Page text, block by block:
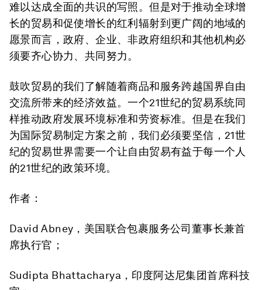
难以达成全面的共识的写照。但是对于推动全球增
长的贸易和促使增长的红利辐射到更广阔的地域的
愿景而言，政府、企业、非政府组织和其他机构必
须要齐心协力、共同努力。
鼓吹贸易的我们了解随着商品和服务跨越国界自由
交流所带来的经济效益。一个21世纪的贸易系统同
样推动政府发展环境标准和劳资标准。但是在我们
为国际贸易制定方案之前，我们必须要坚信，21世
纪的贸易世界需要一个让自由贸易有益于每一个人
的21世纪的政策环境。
作者：
David Abney，美国联合包裹服务公司董事长兼首
席执行官；
Sudipta Bhattacharya，印度阿达尼集团首席科技